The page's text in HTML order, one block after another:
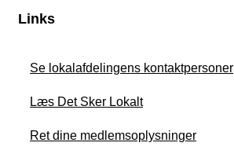
Links
Se lokalafdelingens kontaktpersoner
Læs Det Sker Lokalt
Ret dine medlemsoplysninger